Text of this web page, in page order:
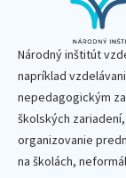
Národný inštitút
napríklad
nepedagogickým
školských
organizovanie
na školách,